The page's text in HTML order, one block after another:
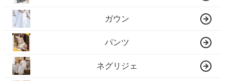
ガウン
パンツ
ネグリジェ